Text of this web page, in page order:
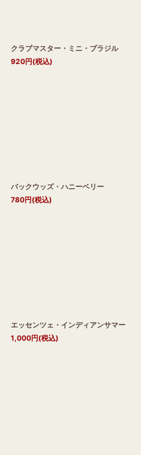
クラブマスター・ミニ・ブラジル
920円(税込)
バックウッズ・ハニーベリー
780円(税込)
エッセンツェ・インディアンサマー
1,000円(税込)